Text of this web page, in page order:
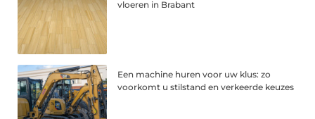
vloeren in Brabant
Een machine huren voor uw klus: zo
voorkomt u stilstand en verkeerde keuzes